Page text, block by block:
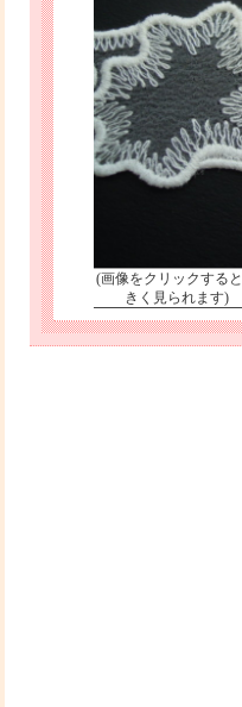
(画像をクリックする
きく見られます)